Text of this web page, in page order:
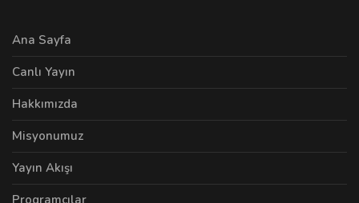
Ana Sayfa
Canlı Yayın
Hakkımızda
Misyonumuz
Yayın Akışı
Programcılar